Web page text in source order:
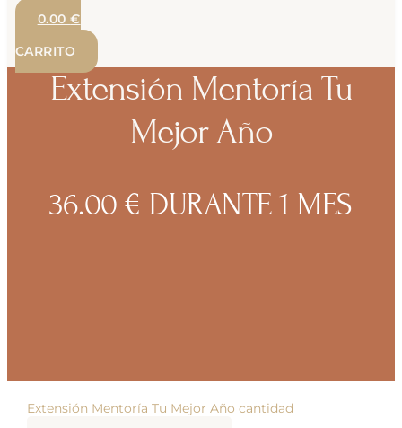
0.00€
CARRITO
Extensión Mentoría Tu
Mejor Año
36.00€ DURANTE 1 MES
Extensión Mentoría Tu Mejor Año cantidad